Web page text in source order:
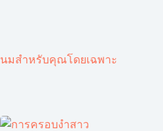
นมสำหรับคุณโดยเฉพาะ